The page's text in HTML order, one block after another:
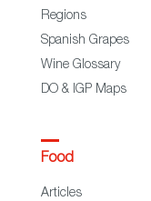
Regions
Spanish Grapes
Wine Glossary
DO & IGP Maps
Food
Articles